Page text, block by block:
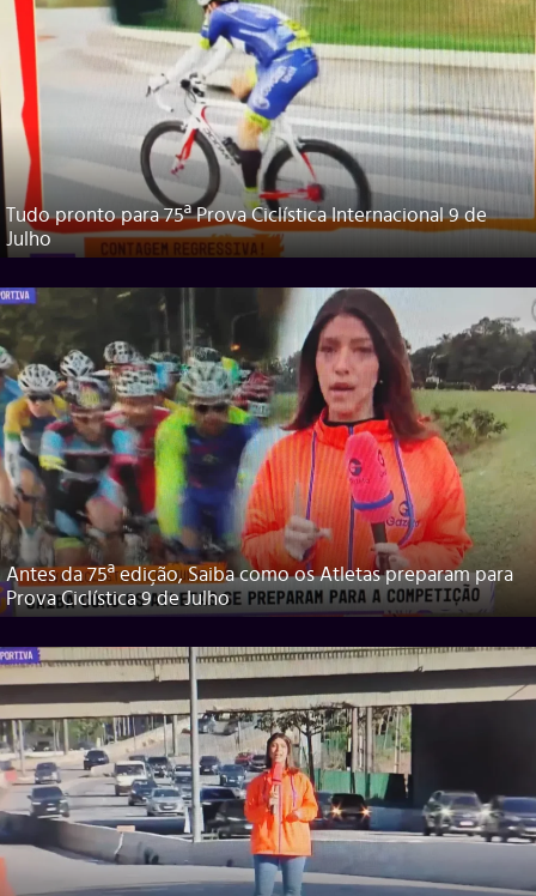
Tudo pronto para 75ª Prova Ciclística Internacional 9 de
Julho
Antes da 75ª edição, Saiba como os Atletas preparam para
Prova Ciclística 9 de Julho